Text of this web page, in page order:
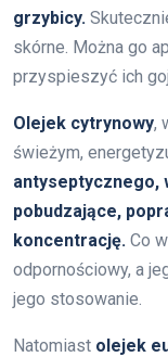
grzybicy.
skórne. Można go
przyspieszyć ich
Olejek cytrynowy,
świeżym,
antyseptycznego,
pobudzające,
koncentrację. Co
odpornościowy, a
jego stosowanie.
Natomiast olejek